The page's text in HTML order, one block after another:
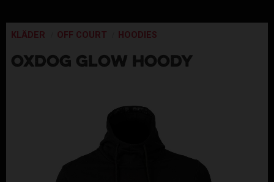
KLÄDER OFF COURT HOODIES
OXDOG GLOW HOODY